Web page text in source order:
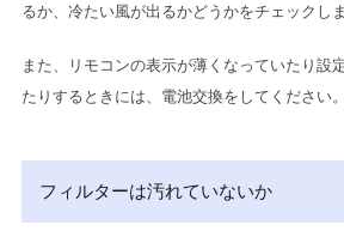
るか、冷たい風が出るかどうかをチェックし
また、リモコンの表示が薄くなっていたり設
たりするときには、電池交換をしてください。
フィルターは汚れていないか